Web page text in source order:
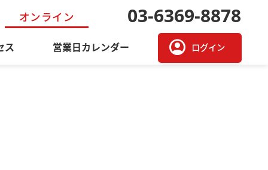
オンライン 03-6369-8878
ス 営業日カレンダー account_circle ログイン